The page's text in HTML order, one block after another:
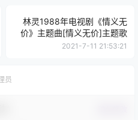
林灵1988年电视剧《情义无
价》主题曲[情义无价]主题歌
2021-7-11 21:53:21
员